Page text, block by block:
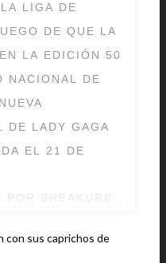
LIGA DE
DE QUE LA
LA EDICIÓN 50
NACIONAL DE
DE LADY GAGA
EL 21 DE
con sus caprichos de